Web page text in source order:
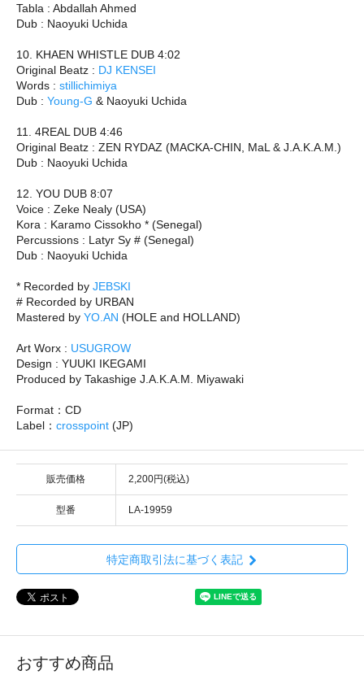
Tabla : Abdallah Ahmed
Dub : Naoyuki Uchida
10. KHAEN WHISTLE DUB 4:02
Original Beatz : DJ KENSEI
Words : stillichimiya
Dub : Young-G & Naoyuki Uchida
11. 4REAL DUB 4:46
Original Beatz : ZEN RYDAZ (MACKA-CHIN, MaL & J.A.K.A.M.)
Dub : Naoyuki Uchida
12. YOU DUB 8:07
Voice : Zeke Nealy (USA)
Kora : Karamo Cissokho * (Senegal)
Percussions : Latyr Sy # (Senegal)
Dub : Naoyuki Uchida
* Recorded by JEBSKI
# Recorded by URBAN
Mastered by YO.AN (HOLE and HOLLAND)
Art Worx : USUGROW
Design : YUUKI IKEGAMI
Produced by Takashige J.A.K.A.M. Miyawaki
Format：CD
Label： crosspoint (JP)
販売価格 2,200円(税込)
型番 LA-19959
特定商取引法に基づく表記
おすすめ商品